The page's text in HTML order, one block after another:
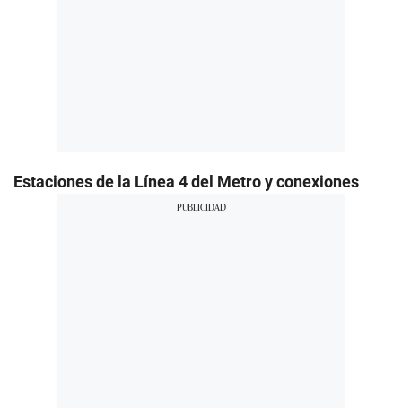
Estaciones de la Línea 4 del Metro y conexiones